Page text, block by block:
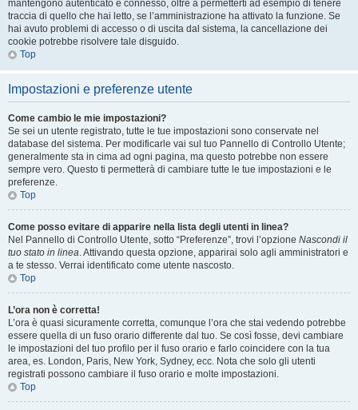
mantengono autenticato e connesso, oltre a permetterti ad esempio di tenere
traccia di quello che hai letto, se l’amministrazione ha attivato la funzione. Se
hai avuto problemi di accesso o di uscita dal sistema, la cancellazione dei
cookie potrebbe risolvere tale disguido.
Top
Impostazioni e preferenze utente
Come cambio le mie impostazioni?
Se sei un utente registrato, tutte le tue impostazioni sono conservate nel
database del sistema. Per modificarle vai sul tuo Pannello di Controllo Utente;
generalmente sta in cima ad ogni pagina, ma questo potrebbe non essere
sempre vero. Questo ti permetterà di cambiare tutte le tue impostazioni e le
preferenze.
Top
Come posso evitare di apparire nella lista degli utenti in linea?
Nel Pannello di Controllo Utente, sotto “Preferenze”, trovi l’opzione Nascondi il
tuo stato in linea. Attivando questa opzione, apparirai solo agli amministratori e
a te stesso. Verrai identificato come utente nascosto.
Top
L’ora non è corretta!
L’ora è quasi sicuramente corretta, comunque l’ora che stai vedendo potrebbe
essere quella di un fuso orario differente dal tuo. Se così fosse, devi cambiare
le impostazioni del tuo profilo per il fuso orario e farlo coincidere con la tua
area, es. London, Paris, New York, Sydney, ecc. Nota che solo gli utenti
registrati possono cambiare il fuso orario e molte impostazioni.
Top